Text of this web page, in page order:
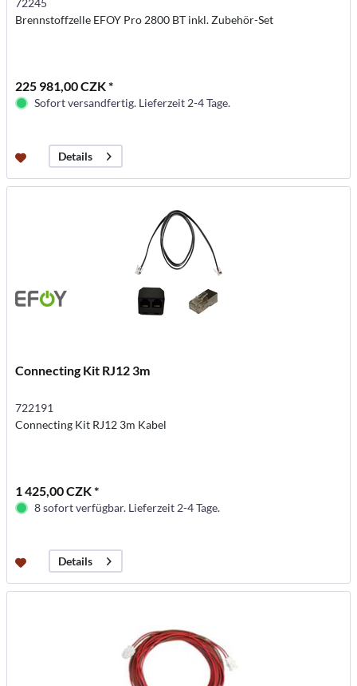
72245
Brennstoffzelle EFOY Pro 2800 BT inkl. Zubehör-Set
225 981,00 CZK *
Sofort versandfertig. Lieferzeit 2-4 Tage.
Details
Connecting Kit RJ12 3m
722191
Connecting Kit RJ12 3m Kabel
1 425,00 CZK *
8 sofort verfügbar. Lieferzeit 2-4 Tage.
Details